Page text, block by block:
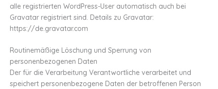
alle registrierten WordPress-User automatisch auch bei
Gravatar registriert sind. Details zu Gravatar:
https://de.gravatar.com
Routinemäßige Löschung und Sperrung von
personenbezogenen Daten
Der für die Verarbeitung Verantwortliche verarbeitet und
speichert personenbezogene Daten der betroffenen Person